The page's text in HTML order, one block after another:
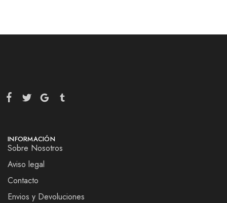
INFORMACIÓN
Sobre Nosotros
Aviso legal
Contacto
Envios y Devoluciones